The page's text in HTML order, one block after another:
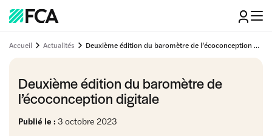
Accueil Actualités Deuxième édition du baromètre de l’écoconception digitale
Deuxième édition du baromètre de
l’écoconception digitale
Publié le : 3 octobre 2023